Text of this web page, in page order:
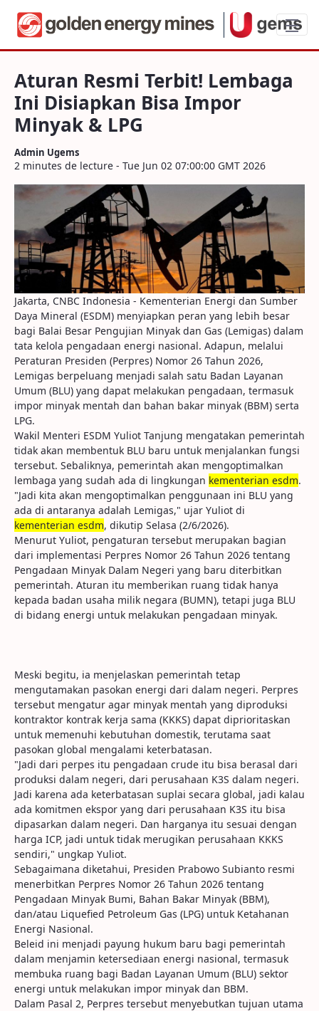
Aturan Resmi Terbit! Lembaga Ini
Aturan Resmi Terbit! Lembaga
Ini Disiapkan Bisa Impor
Minyak & LPG
Admin Ugems
2 minutes de lecture - Tue Jun 02 07:00:00 GMT 2026
Jakarta, CNBC Indonesia - Kementerian Energi dan Sumber
Daya Mineral (ESDM) menyiapkan peran yang lebih besar
bagi Balai Besar Pengujian Minyak dan Gas (Lemigas) dalam
tata kelola pengadaan energi nasional. Adapun, melalui
Peraturan Presiden (Perpres) Nomor 26 Tahun 2026,
Lemigas berpeluang menjadi salah satu Badan Layanan
Umum (BLU) yang dapat melakukan pengadaan, termasuk
impor minyak mentah dan bahan bakar minyak (BBM) serta
LPG.
Wakil Menteri ESDM Yuliot Tanjung mengatakan pemerintah
tidak akan membentuk BLU baru untuk menjalankan fungsi
tersebut. Sebaliknya, pemerintah akan mengoptimalkan
lembaga yang sudah ada di lingkungan kementerian esdm.
"Jadi kita akan mengoptimalkan penggunaan ini BLU yang
ada di antaranya adalah Lemigas," ujar Yuliot di
kementerian esdm, dikutip Selasa (2/6/2026).
Menurut Yuliot, pengaturan tersebut merupakan bagian
dari implementasi Perpres Nomor 26 Tahun 2026 tentang
Pengadaan Minyak Dalam Negeri yang baru diterbitkan
pemerintah. Aturan itu memberikan ruang tidak hanya
kepada badan usaha milik negara (BUMN), tetapi juga BLU
di bidang energi untuk melakukan pengadaan minyak.
Meski begitu, ia menjelaskan pemerintah tetap
mengutamakan pasokan energi dari dalam negeri. Perpres
tersebut mengatur agar minyak mentah yang diproduksi
kontraktor kontrak kerja sama (KKKS) dapat diprioritaskan
untuk memenuhi kebutuhan domestik, terutama saat
pasokan global mengalami keterbatasan.
"Jadi dari perpes itu pengadaan crude itu bisa berasal dari
produksi dalam negeri, dari perusahaan K3S dalam negeri.
Jadi karena ada keterbatasan suplai secara global, jadi kalau
ada komitmen ekspor yang dari perusahaan K3S itu bisa
dipasarkan dalam negeri. Dan harganya itu sesuai dengan
harga ICP, jadi untuk tidak merugikan perusahaan KKKS
sendiri," ungkap Yuliot.
Sebagaimana diketahui, Presiden Prabowo Subianto resmi
menerbitkan Perpres Nomor 26 Tahun 2026 tentang
Pengadaan Minyak Bumi, Bahan Bakar Minyak (BBM),
dan/atau Liquefied Petroleum Gas (LPG) untuk Ketahanan
Energi Nasional.
Beleid ini menjadi payung hukum baru bagi pemerintah
dalam menjamin ketersediaan energi nasional, termasuk
membuka ruang bagi Badan Layanan Umum (BLU) sektor
energi untuk melakukan impor minyak dan BBM.
Dalam Pasal 2, Perpres tersebut menyebutkan tujuan utama